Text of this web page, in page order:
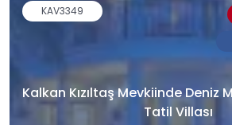
Kalkan Kızıltaş Mevkiinde Deniz
Tatil Villası
KAV3349